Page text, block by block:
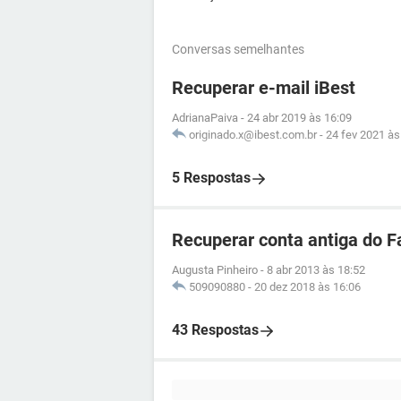
Conversas semelhantes
Recuperar e-mail iBest
AdrianaPaiva - 24 abr 2019 às 16:09
originado.x@ibest.com.br - 24 fev 2021
5 Respostas
Recuperar conta antiga do
Augusta Pinheiro - 8 abr 2013 às 18:52
509090880 - 20 dez 2018 às 16:06
43 Respostas